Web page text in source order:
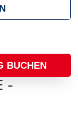
BUCHEN
-